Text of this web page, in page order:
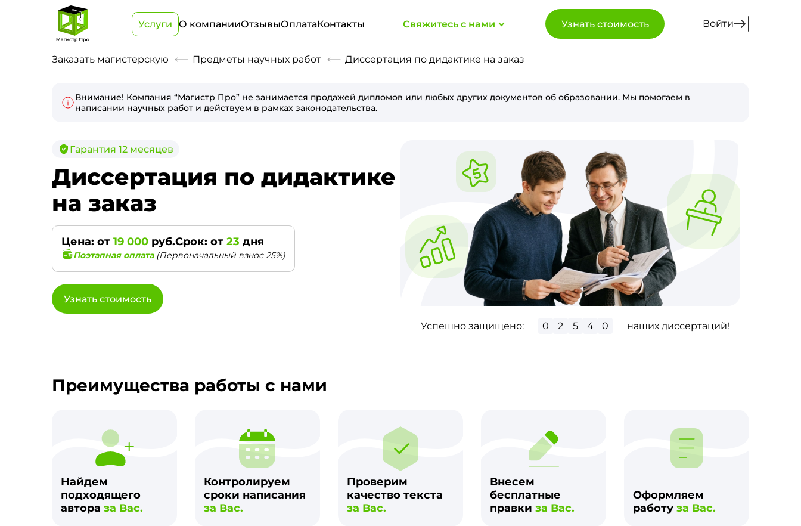
Услуги О компанииОтзывыОплатаКонтакты Свяжитесь с нами Узнать стоимость Войти
Заказать магистерскую Предметы научных работ Диссертация по дидактике на заказ
Внимание! Компания “Магистр Про” не занимается продажей дипломов или любых других документов об образовании. Мы помогаем в
написании научных работ и действуем в рамках законодательства.
Гарантия 12 месяцев
Диссертация по дидактике
на заказ
Цена: от 19 000 руб.Срок: от 23 дня
Поэтапная оплата(Первоначальный взнос 25%)
Узнать стоимость
Успешно защищено: 8
4
9
2
0 наших диссертаций!
Преимущества работы с нами
Найдем
подходящего
автора за Вас.
Контролируем
сроки написания
за Вас.
Проверим
качество текста
за Вас.
Внесем
бесплатные
правки за Вас.
Оформляем
работу за Вас.